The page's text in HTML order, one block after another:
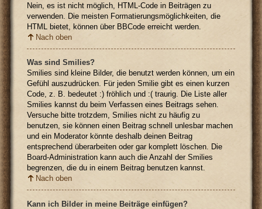
Nein, es ist nicht möglich, HTML-Code in Beiträgen zu
verwenden. Die meisten Formatierungsmöglichkeiten, die
HTML bietet, können über BBCode erreicht werden.
Nach oben
Was sind Smilies?
Smilies sind kleine Bilder, die benutzt werden können, um ein
Gefühl auszudrücken. Für jeden Smilie gibt es einen kurzen
Code, z. B. bedeutet :) fröhlich und :( traurig. Die Liste aller
Smilies kannst du beim Verfassen eines Beitrags sehen.
Versuche bitte trotzdem, Smilies nicht zu häufig zu
benutzen, sie können einen Beitrag schnell unlesbar machen
und ein Moderator könnte deshalb deinen Beitrag
entsprechend überarbeiten oder gar komplett löschen. Die
Board-Administration kann auch die Anzahl der Smilies
begrenzen, die du in einem Beitrag benutzen kannst.
Nach oben
Kann ich Bilder in meine Beiträge einfügen?